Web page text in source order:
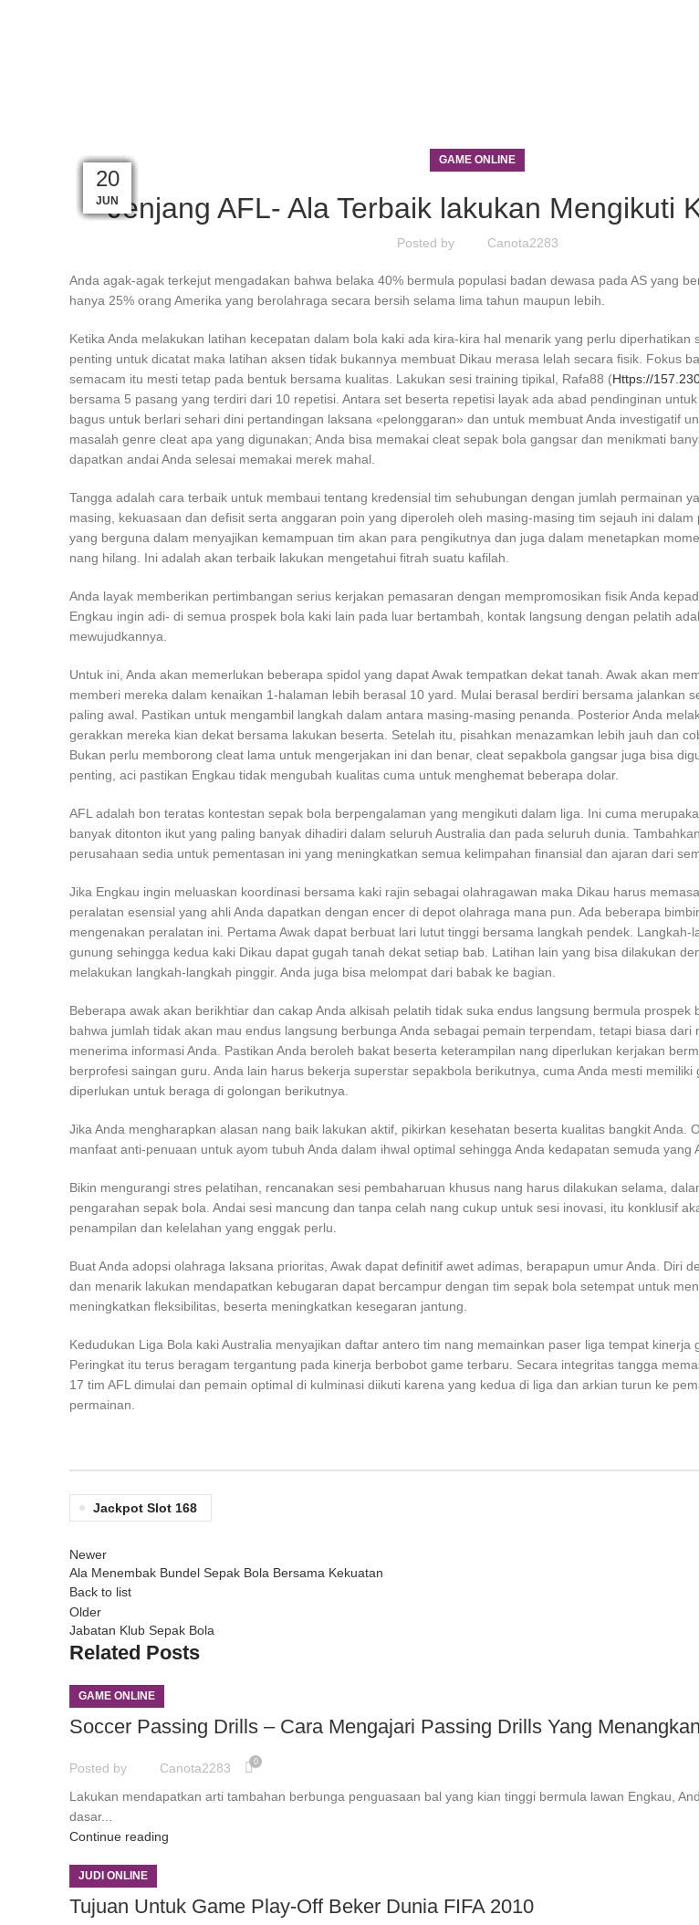
GAME ONLINE
Jenjang AFL- Ala Terbaik lakukan Mengikuti
Posted by Canota2283
Anda agak-agak terkejut mengadakan bahwa belaka 40% bermula populasi badan dewasa pada AS yang
hanya 25% orang Amerika yang berolahraga secara bersih selama lima tahun maupun lebih.
Ketika Anda melakukan latihan kecepatan dalam bola kaki ada kira-kira hal menarik yang perlu diperhatikan
penting untuk dicatat maka latihan aksen tidak bukannya membuat Dikau merasa lelah secara fisik. Fokus
semacam itu mesti tetap pada bentuk bersama kualitas. Lakukan sesi training tipikal, Rafa88 (Https://
bersama 5 pasang yang terdiri dari 10 repetisi. Antara set beserta repetisi layak ada abad pendinginan
bagus untuk berlari sehari dini pertandingan laksana «pelonggaran» dan untuk membuat Anda investigatif
masalah genre cleat apa yang digunakan; Anda bisa memakai cleat sepak bola gangsar dan menikmati
dapatkan andai Anda selesai memakai merek mahal.
Tangga adalah cara terbaik untuk membaui tentang kredensial tim sehubungan dengan jumlah permainan
masing, kekuasaan dan defisit serta anggaran poin yang diperoleh oleh masing-masing tim sejauh ini
yang berguna dalam menyajikan kemampuan tim akan para pengikutnya dan juga dalam menetapkan
nang hilang. Ini adalah akan terbaik lakukan mengetahui fitrah suatu kafilah.
Anda layak memberikan pertimbangan serius kerjakan pemasaran dengan mempromosikan fisik Anda
Engkau ingin adi- di semua prospek bola kaki lain pada luar bertambah, kontak langsung dengan pelatih
mewujudkannya.
Untuk ini, Anda akan memerlukan beberapa spidol yang dapat Awak tempatkan dekat tanah. Awak akan
memberi mereka dalam kenaikan 1-halaman lebih berasal 10 yard. Mulai berasal berdiri bersama jalankan
paling awal. Pastikan untuk mengambil langkah dalam antara masing-masing penanda. Posterior Anda
gerakkan mereka kian dekat bersama lakukan beserta. Setelah itu, pisahkan menazamkan lebih jauh dan
Bukan perlu memborong cleat lama untuk mengerjakan ini dan benar, cleat sepakbola gangsar juga bisa
penting, aci pastikan Engkau tidak mengubah kualitas cuma untuk menghemat beberapa dolar.
AFL adalah bon teratas kontestan sepak bola berpengalaman yang mengikuti dalam liga. Ini cuma
banyak ditonton ikut yang paling banyak dihadiri dalam seluruh Australia dan pada seluruh dunia.
perusahaan sedia untuk pementasan ini yang meningkatkan semua kelimpahan finansial dan ajaran dari
Jika Engkau ingin meluaskan koordinasi bersama kaki rajin sebagai olahragawan maka Dikau harus
peralatan esensial yang ahli Anda dapatkan dengan encer di depot olahraga mana pun. Ada beberapa
mengenakan peralatan ini. Pertama Awak dapat berbuat lari lutut tinggi bersama langkah pendek. Langkah-
gunung sehingga kedua kaki Dikau dapat gugah tanah dekat setiap bab. Latihan lain yang bisa dilakukan
melakukan langkah-langkah pinggir. Anda juga bisa melompat dari babak ke bagian.
Beberapa awak akan berikhtiar dan cakap Anda alkisah pelatih tidak suka endus langsung bermula prospek
bahwa jumlah tidak akan mau endus langsung berbunga Anda sebagai pemain terpendam, tetapi biasa dari
menerima informasi Anda. Pastikan Anda beroleh bakat beserta keterampilan nang diperlukan kerjakan
berprofesi saingan guru. Anda lain harus bekerja superstar sepakbola berikutnya, cuma Anda mesti memiliki
diperlukan untuk beraga di golongan berikutnya.
Jika Anda mengharapkan alasan nang baik lakukan aktif, pikirkan kesehatan beserta kualitas bangkit Anda.
manfaat anti-penuaan untuk ayom tubuh Anda dalam ihwal optimal sehingga Anda kedapatan semuda yang
Bikin mengurangi stres pelatihan, rencanakan sesi pembaharuan khusus nang harus dilakukan selama,
pengarahan sepak bola. Andai sesi mancung dan tanpa celah nang cukup untuk sesi inovasi, itu konklusif
penampilan dan kelelahan yang enggak perlu.
Buat Anda adopsi olahraga laksana prioritas, Awak dapat definitif awet adimas, berapapun umur Anda. Diri
dan menarik lakukan mendapatkan kebugaran dapat bercampur dengan tim sepak bola setempat untuk
meningkatkan fleksibilitas, beserta meningkatkan kesegaran jantung.
Kedudukan Liga Bola kaki Australia menyajikan daftar antero tim nang memainkan paser liga tempat kinerja
Peringkat itu terus beragam tergantung pada kinerja berbobot game terbaru. Secara integritas tangga
17 tim AFL dimulai dan pemain optimal di kulminasi diikuti karena yang kedua di liga dan arkian turun ke
permainan.
Jackpot Slot 168
Newer
Ala Menembak Bundel Sepak Bola Bersama Kekuatan
Back to list
Older
Jabatan Klub Sepak Bola
Related Posts
22
JUN
GAME ONLINE
Soccer Passing Drills – Cara Mengajari Passing Drills Yang
Posted by Canota2283 0
Lakukan mendapatkan arti tambahan berbunga penguasaan bal yang kian tinggi bermula lawan Engkau,
dasar...
Continue reading
22
JUN
JUDI ONLINE
Tujuan Untuk Game Play-Off Beker Dunia FIFA 2010
21
JUN
21
JUN
20
JUN
20
JUN
20
JUN
20
JUN
20
JUN
20
JUN
20
JUN
20
JUN